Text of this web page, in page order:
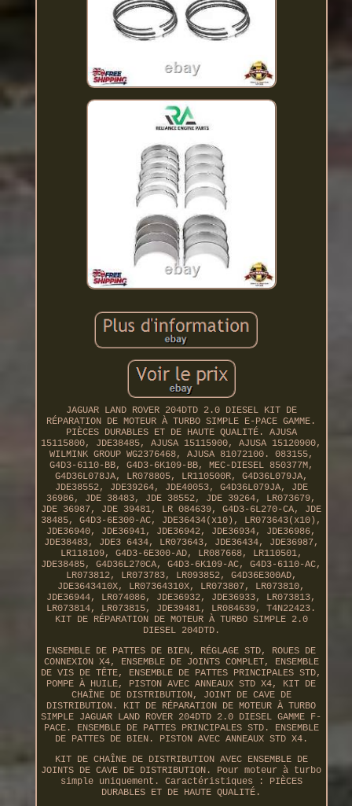
JAGUAR LAND ROVER 204DTD 2.0 DIESEL KIT DE
RÉPARATION DE MOTEUR À TURBO SIMPLE E-PACE GAMME.
PIÈCES DURABLES ET DE HAUTE QUALITÉ. AJUSA
15115800, JDE38485, AJUSA 15115900, AJUSA 15120900,
WILMINK GROUP WG2376468, AJUSA 81072100. 083155,
G4D3-6110-BB, G4D3-6K109-BB, MEC-DIESEL 850377M,
G4D36L078JA, LR078805, LR110500R, G4D36L079JA,
JDE38552, JDE39264, JDE40053, G4D36L079JA, JDE
36986, JDE 38483, JDE 38552, JDE 39264, LR073679,
JDE 36987, JDE 39481, LR 084639, G4D3-6L270-CA, JDE
38485, G4D3-6E300-AC, JDE36434(x10), LR073643(x10),
JDE36940, JDE36941, JDE36942, JDE36934, JDE36986,
JDE38483, JDE3 6434, LR073643, JDE36434, JDE36987,
LR118109, G4D3-6E300-AD, LR087668, LR110501,
JDE38485, G4D36L270CA, G4D3-6K109-AC, G4D3-6110-AC,
LR073812, LR073783, LR093852, G4D36E300AD,
JDE3643410X, LR07364310X, LR073807, LR073810,
JDE36944, LR074086, JDE36932, JDE36933, LR073813,
LR073814, LR073815, JDE39481, LR084639, T4N22423.
KIT DE RÉPARATION DE MOTEUR À TURBO SIMPLE 2.0
DIESEL 204DTD.
ENSEMBLE DE PATTES DE BIEN, RÉGLAGE STD, ROUES DE
CONNEXION X4, ENSEMBLE DE JOINTS COMPLET, ENSEMBLE
DE VIS DE TÊTE, ENSEMBLE DE PATTES PRINCIPALES STD,
POMPE À HUILE, PISTON AVEC ANNEAUX STD X4, KIT DE
CHAÎNE DE DISTRIBUTION, JOINT DE CAVE DE
DISTRIBUTION. KIT DE RÉPARATION DE MOTEUR À TURBO
SIMPLE JAGUAR LAND ROVER 204DTD 2.0 DIESEL GAMME F-
PACE. ENSEMBLE DE PATTES PRINCIPALES STD. ENSEMBLE
DE PATTES DE BIEN. PISTON AVEC ANNEAUX STD X4.
KIT DE CHAÎNE DE DISTRIBUTION AVEC ENSEMBLE DE
JOINTS DE CAVE DE DISTRIBUTION. Pour moteur à turbo
simple uniquement. Caractéristiques : PIÈCES
DURABLES ET DE HAUTE QUALITÉ.